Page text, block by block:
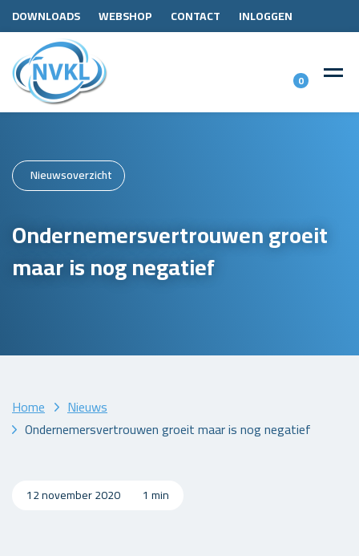
DOWNLOADS WEBSHOP CONTACT INLOGGEN
0
Nieuwsoverzicht
Ondernemersvertrouwen groeit
maar is nog negatief
Home
Nieuws
Ondernemersvertrouwen groeit maar is nog negatief
12 november 2020 1 min